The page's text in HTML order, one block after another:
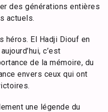
des générations entières
actuels.
héros. El Hadji Diouf en
c’est
de la mémoire, du
envers ceux qui ont
une légende du